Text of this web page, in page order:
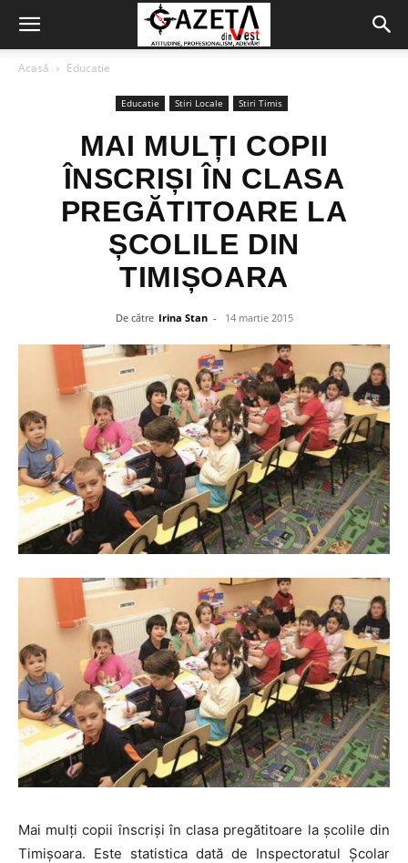
Acasă Educatie
Educatie Stiri Locale Stiri Timis
MAI MULȚI COPII
ÎNSCRIȘI ÎN CLASA
PREGĂTITOARE LA
ȘCOLILE DIN
TIMIȘOARA
De către Irina Stan - 14 martie 2015
Mai mulți copii înscriși în clasa pregătitoare la școlile din
Timișoara. Este statistica dată de Inspectoratul Școlar